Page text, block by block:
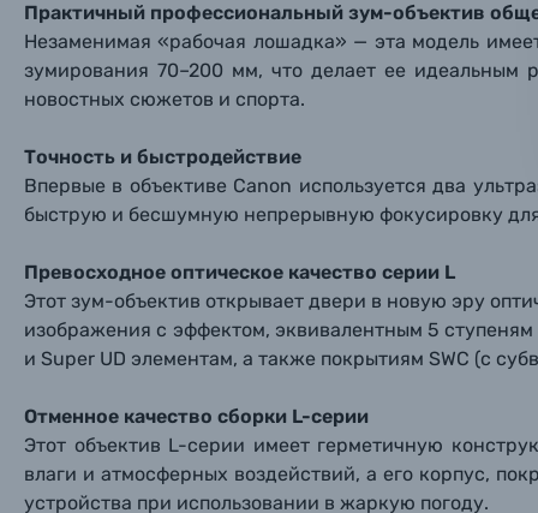
Осветительное оборудование
Фоторамки
Фотоальбомы
Солнцезащитные очки
Уценённые товары
Нажимая
Практичный профессиональный зум-объектив
Незаменимая «рабочая лошадка» — эта модель
зумирования 70–200 мм, что делает ее
новостных сюжетов и спорта.
Точность и быстродействие
Впервые в объективе Canon используется два
быструю и бесшумную непрерывную фокусировку
Превосходное оптическое качество серии L
Этот зум-объектив открывает двери в новую эру
изображения с эффектом, эквивалентным 5
и Super UD элементам, а также покрытиям SWC (с
Отменное качество сборки L-серии
Этот объектив L-серии имеет герметичную
влаги и атмосферных воздействий, а его корпус,
устройства при использовании в жаркую погоду.